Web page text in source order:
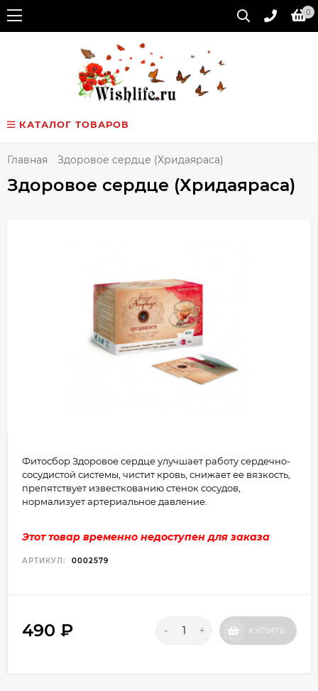
0
КАТАЛОГ ТОВАРОВ
Главная Здоровое сердце (Хридаяраса)
Здоровое сердце (Хридаяраса)
​Фитосбор Здоровое сердце улучшает работу сердечно-
сосудистой системы, чистит кровь, снижает ее вязкость,
препятствует известкованию стенок сосудов,
нормализует артериальное давление.
Этот товар временно недоступен для заказа
АРТИКУЛ: 0002579
490 ₽ - + КУПИТЬ